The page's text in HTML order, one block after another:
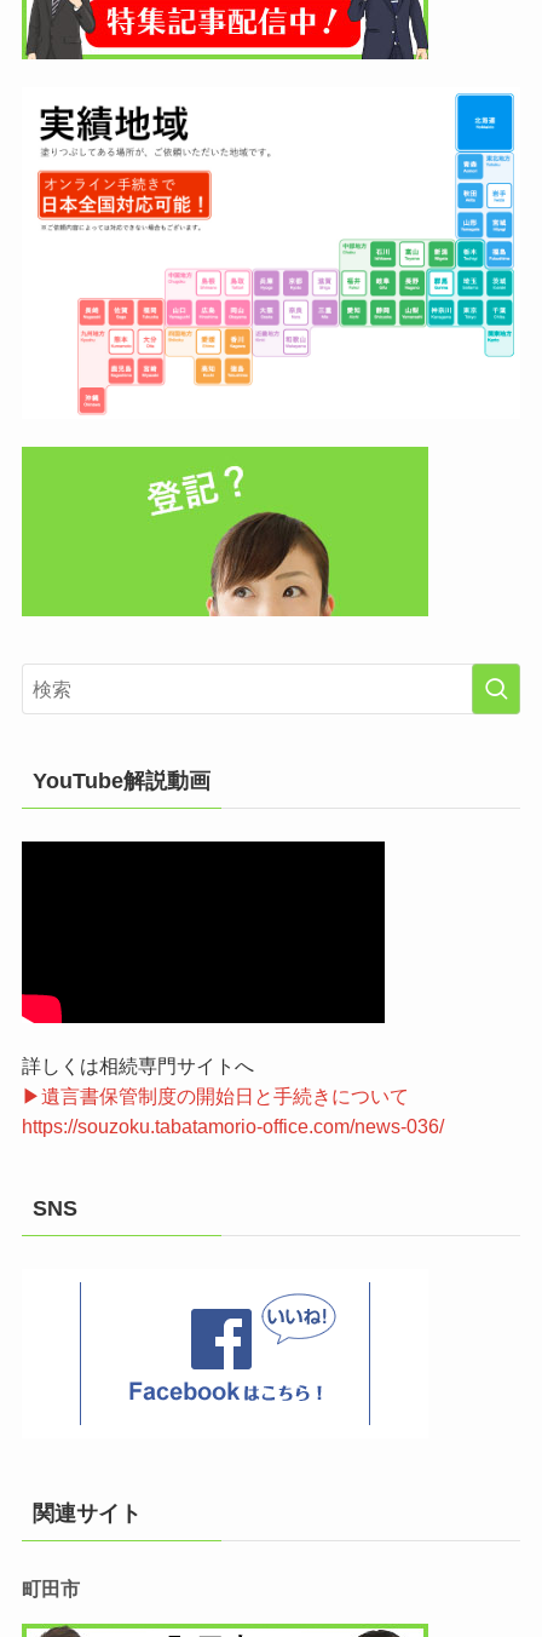
YouTube解説動画
詳しくは相続専門サイトへ
▶遺言書保管制度の開始日と手続きについて
https://souzoku.tabatamorio-office.com/news-036/
SNS
関連サイト
町田市